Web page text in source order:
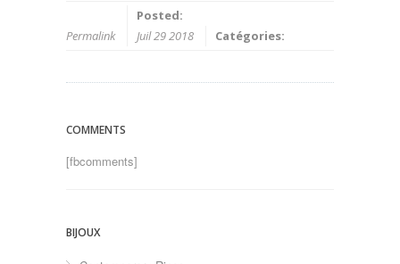
Permalink
Posted:
Juil 29 2018
Catégories:
COMMENTS
[fbcomments]
BIJOUX